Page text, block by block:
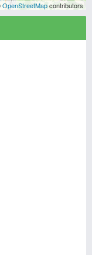
OpenStreetMapcontributors